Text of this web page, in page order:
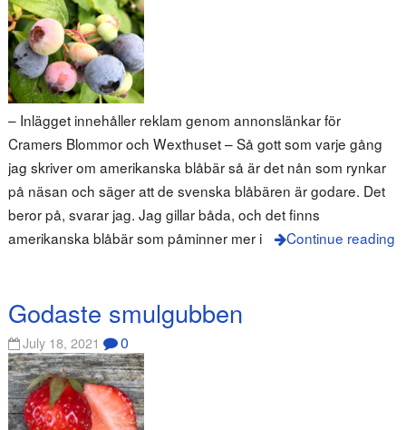
– Inlägget innehåller reklam genom annonslänkar för
Cramers Blommor och Wexthuset – Så gott som varje gång
jag skriver om amerikanska blåbär så är det nån som rynkar
på näsan och säger att de svenska blåbären är godare. Det
beror på, svarar jag. Jag gillar båda, och det finns
amerikanska blåbär som påminner mer i
Continue reading
Godaste smulgubben
July 18, 2021 0